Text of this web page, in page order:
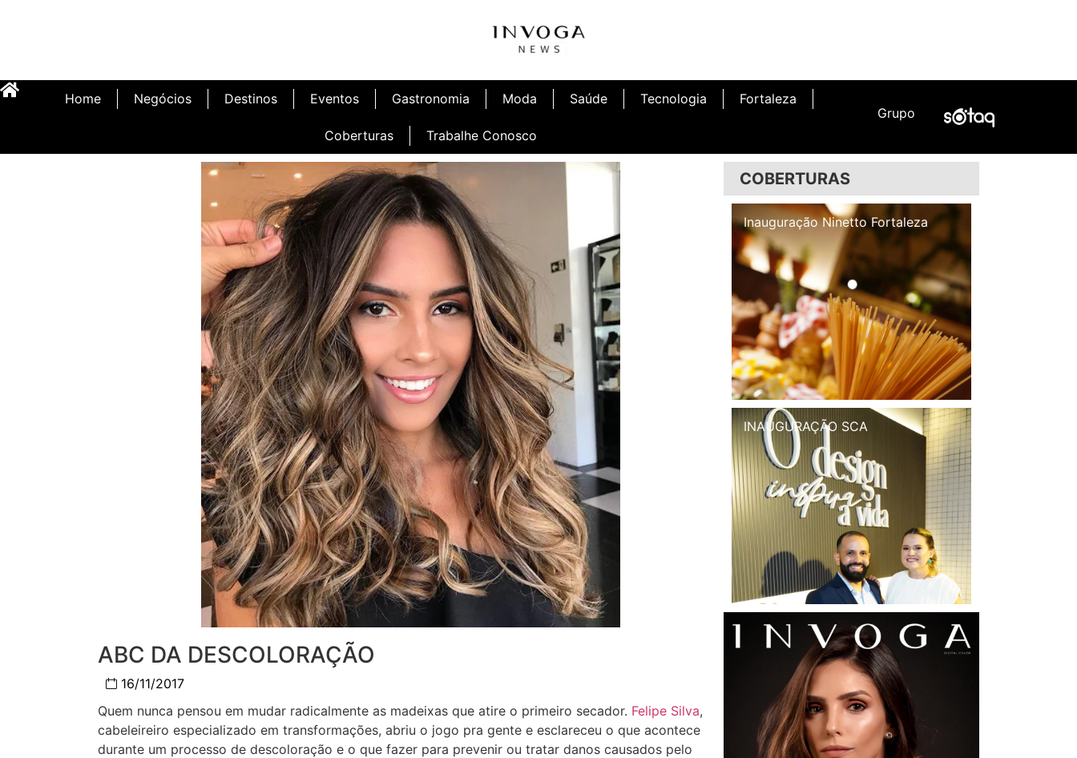
Home Negócios Destinos Eventos Gastronomia Moda Saúde Tecnologia Fortaleza
Coberturas Trabalhe Conosco
Grupo
ABC DA DESCOLORAÇÃO
16/11/2017
Quem nunca pensou em mudar radicalmente as madeixas que atire o primeiro secador. Felipe Silva,
cabeleireiro especializado em transformações, abriu o jogo pra gente e esclareceu o que acontece
durante um processo de descoloração e o que fazer para prevenir ou tratar danos causados pelo
COBERTURAS
Inauguração Illa Café Inauguração Illa Café
INAUGURAÇÃO SCA